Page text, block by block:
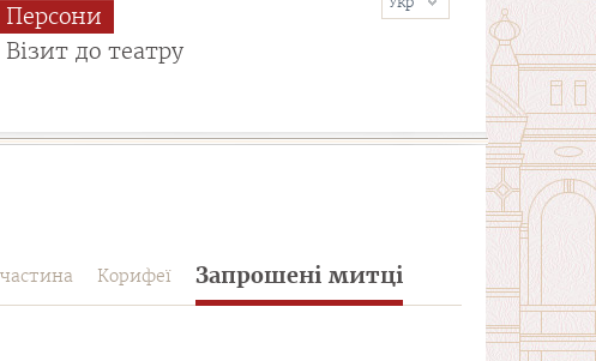
Персони
Візит до театру
Корифеї Запрошені митці